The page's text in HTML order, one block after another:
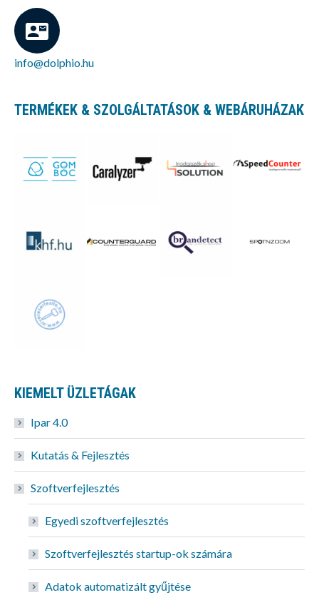
info@dolphio.hu
TERMÉKEK & SZOLGÁLTATÁSOK & WEBÁRUHÁZAK
KIEMELT ÜZLETÁGAK
Ipar 4.0
Kutatás & Fejlesztés
Szoftverfejlesztés
Egyedi szoftverfejlesztés
Szoftverfejlesztés startup-ok számára
Adatok automatizált gyűjtése